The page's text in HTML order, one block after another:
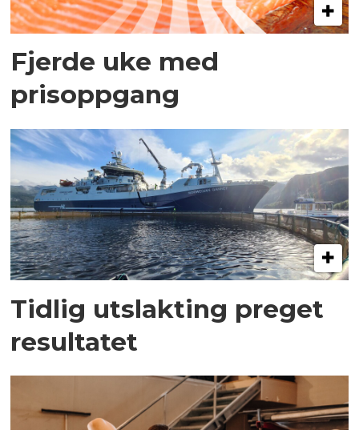
Fjerde uke med
prisoppgang
Tidlig utslakting preget
resultatet